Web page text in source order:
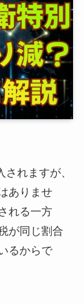
れますが、
ありませ
れる一方
が同じ割合
るからで